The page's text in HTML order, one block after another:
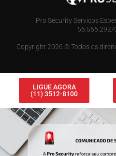
Pro Security Serviços
56.566.292/
Copyright 2026 © Todos os
LIGUE AGORA
(11) 3512-8100